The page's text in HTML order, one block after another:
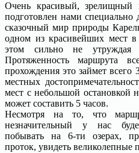
Очень красивый,
подготовлен нами специально
сказочный мир природы
одном из красивейших мест
этом сильно не
Протяженность маршрута
прохождения это займет
местных
мест с небольшой остановкой
может составить 5 часов.
Несмотря на то, что
незначительный у нас
побывать на 6-ти озерах,
проток, увидеть великолепные